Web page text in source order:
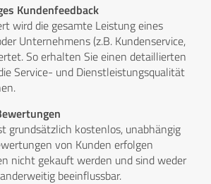
Kundenfeedback
wird die gesamte Leistung eines
Unternehmens (z.B. Kundenservice,
So erhalten Sie einen detaillierten
Service- und Dienstleistungsqualität
grundsätzlich kostenlos, unabhängig
von Kunden erfolgen
nicht gekauft werden und sind weder
beeinflussbar.